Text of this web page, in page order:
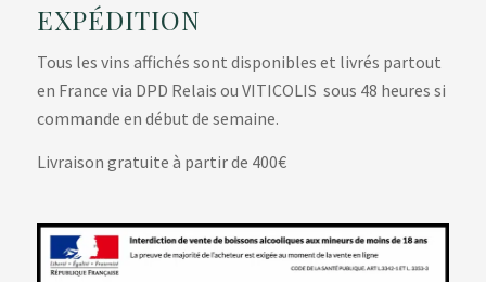
EXPÉDITION
Tous les vins affichés sont disponibles et livrés partout
en France via DPD Relais ou VITICOLIS sous 48 heures si
commande en début de semaine.
Livraison gratuite à partir de 400€